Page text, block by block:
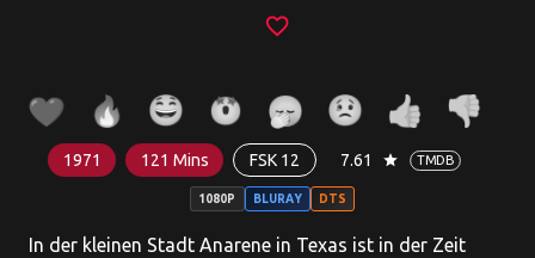
favorite_border
1971 121 Mins FSK 12 7.61 star TMDB
1080P BLURAY DTS
In der kleinen Stadt Anarene in Texas ist in der Zeit